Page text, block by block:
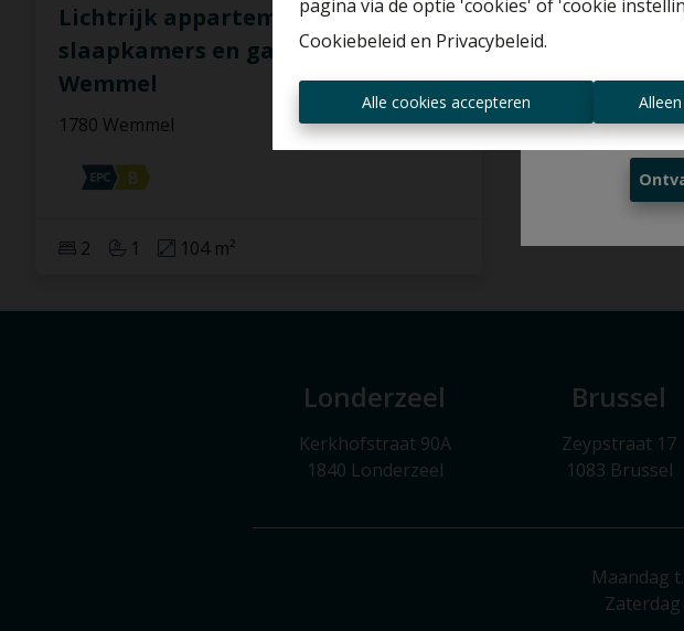
pagina via de optie 'cookies' of 'cookie
Cookiebeleid en Privacybeleid.
Alle cookies accepteren
Lichtrijk appartement met 2
slaapkamers en garageboxen te
Wemmel
1780 Wemmel
2 1 104 m²
Londerzeel
Kerkhofstraat 90A
1840 Londerzeel
Brussel
Zeypstraat 17
1083 Brussel
Maandag
Altijd als